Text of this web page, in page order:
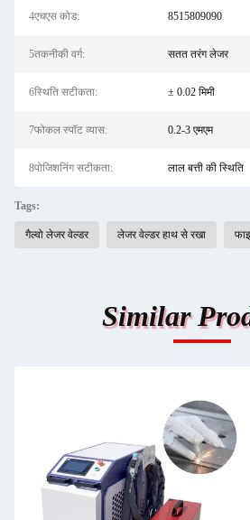
4एचएस कोड: 8515809090
5तकनीकी वर्ग: सतत तरंग लेजर
6स्थिति सटीकता: ± 0.02 मिमी
7फोकल स्पॉट व्यास: 0.2-3 एमएम
8पोजिशनिंग सटीकता: लाल बत्ती की स्थिति
Tags:
गैल्वो लेजर वेल्डर लेजर वेल्डर हाथ से रखा
Similar